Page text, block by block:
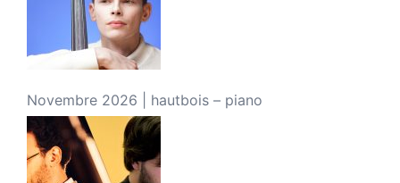
Novembre 2026 | hautbois – piano